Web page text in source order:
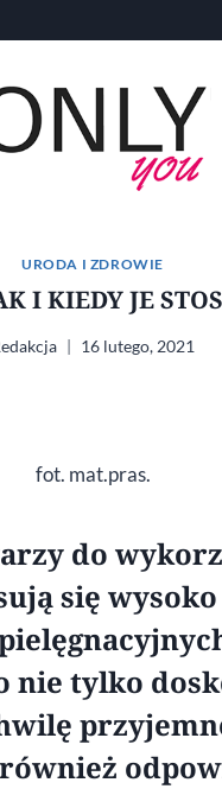
URODA I ZDROWIE
I KIEDY JE
16 lutego, 2021
fot. mat.pras.
do
się wysoko
nie tylko